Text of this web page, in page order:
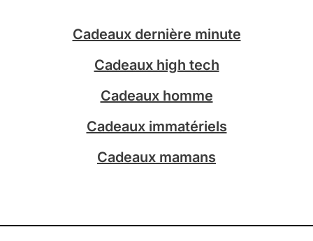
r
a
m
Cadeaux dernière minute
Cadeaux high tech
Cadeaux homme
Cadeaux immatériels
Cadeaux mamans